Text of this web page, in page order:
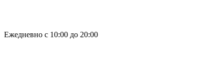
Ежедневно с 10:00 до 20:00